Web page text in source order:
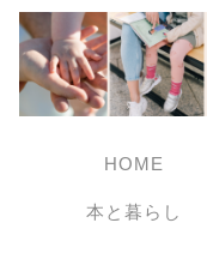
HOME
本と暮らし